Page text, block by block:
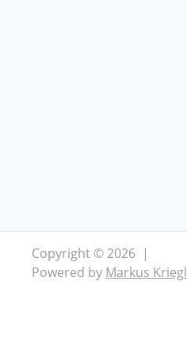
Copyright © 2026 |
Powered by Markus Kriegl